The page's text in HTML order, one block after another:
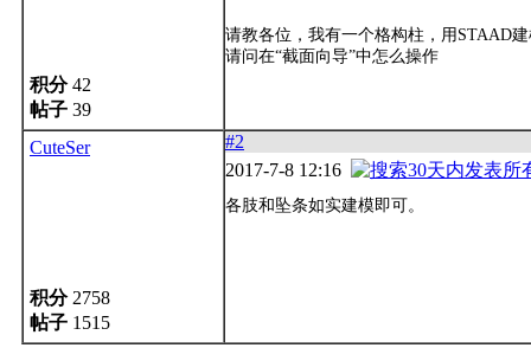
积分42
帖子 39
请教各位，我有一个格构柱，用STAAD
请问在“截面向导”中怎么操作
CuteSer
积分2758
帖子 1515
#2
2017-7-8 12:16
各肢和坠条如实建模即可。